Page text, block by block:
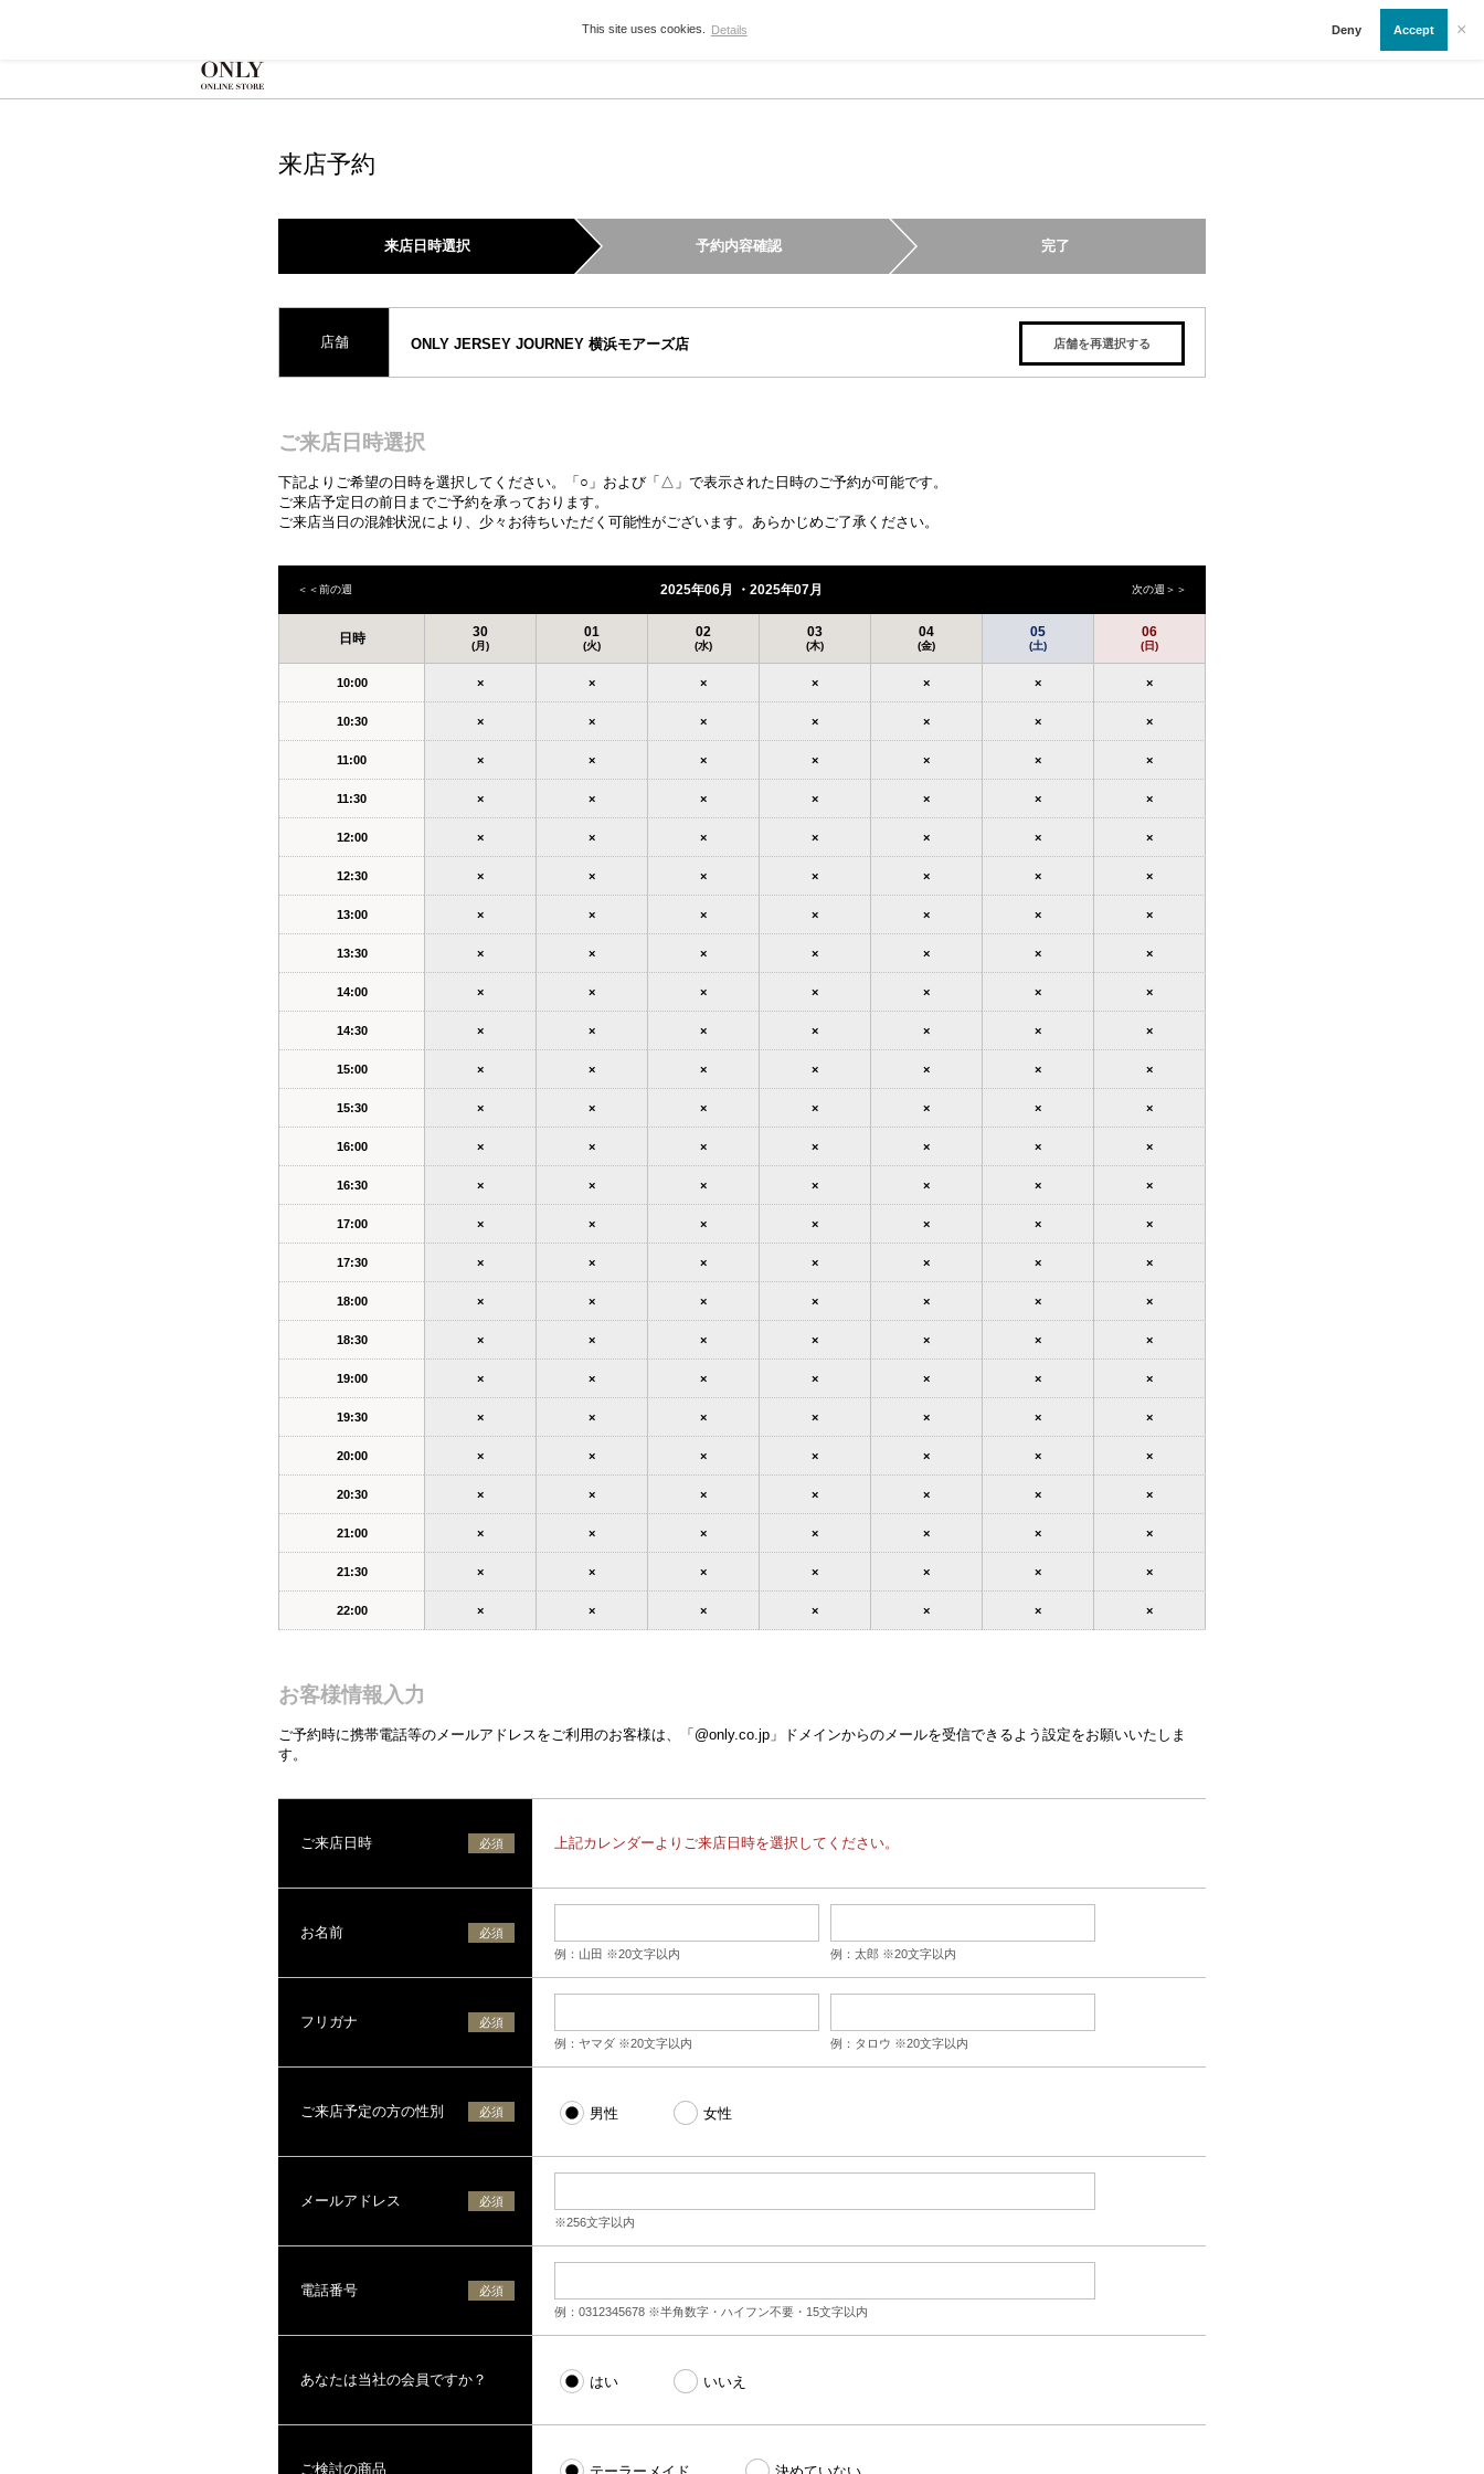
来店予約
来店日時選択 予約内容確認 完了
店舗 ONLY JERSEY JOURNEY 横浜モアーズ店 店舗を再選択する
ご来店日時選択
下記よりご希望の日時を選択してください。「○」および「△」で表示された日時のご予約が可能です。
ご来店予定日の前日までご予約を承っております。
ご来店当日の混雑状況により、少々お待ちいただく可能性がございます。あらかじめご了承ください。
＜＜前の週 2025年06月 ・2025年07月 次の週＞＞
日時 30
(月)
01
(火)
02
(水)
03
(木)
04
(金)
05
(土)
06
(日)
10:00 × × × × × × ×
10:30 × × × × × × ×
11:00 × × × × × × ×
11:30 × × × × × × ×
12:00 × × × × × × ×
12:30 × × × × × × ×
13:00 × × × × × × ×
13:30 × × × × × × ×
14:00 × × × × × × ×
14:30 × × × × × × ×
15:00 × × × × × × ×
15:30 × × × × × × ×
16:00 × × × × × × ×
16:30 × × × × × × ×
17:00 × × × × × × ×
17:30 × × × × × × ×
18:00 × × × × × × ×
18:30 × × × × × × ×
19:00 × × × × × × ×
19:30 × × × × × × ×
20:00 × × × × × × ×
20:30 × × × × × × ×
21:00 × × × × × × ×
21:30 × × × × × × ×
22:00 × × × × × × ×
お客様情報入力
ご予約時に携帯電話等のメールアドレスをご利用のお客様は、「@only.co.jp」ドメインからのメールを受信できるよう設定をお願いいたしま
す。
ご来店日時 必須 上記カレンダーよりご来店日時を選択してください。
お名前
必須
例：山田 ※20文字以内
例：太郎 ※20文字以内
フリガナ
必須
例：ヤマダ ※20文字以内
例：タロウ ※20文字以内
ご来店予定の方の性別 必須 男性 女性
メールアドレス
必須
※256文字以内
電話番号
必須
例：0312345678 ※半角数字・ハイフン不要・15文字以内
あなたは当社の会員ですか？ はい いいえ
ご検討の商品
This site uses cookies. Details Deny Accept ×